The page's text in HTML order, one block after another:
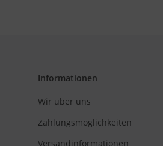
Informationen
Wir über uns
Zahlungsmöglichkeiten
Versandinformationen